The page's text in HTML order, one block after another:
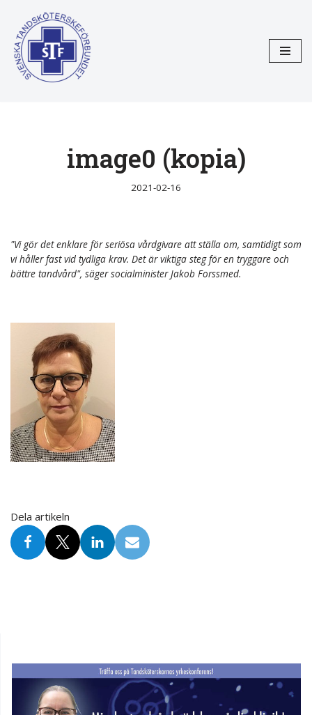
Hoppa
till
innehåll
image0 (kopia)
2021-02-16
"Vi gör det enklare för seriösa vårdgivare att ställa om, samtidigt som
vi håller fast vid tydliga krav. Det är viktiga steg för en tryggare och
bättre tandvård", säger socialminister Jakob Forssmed.
Dela artikeln